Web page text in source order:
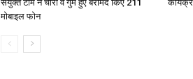
संयुक्त टीम ने चोरी व गुम हुए बरामद किए 211
मोबाइल फोन